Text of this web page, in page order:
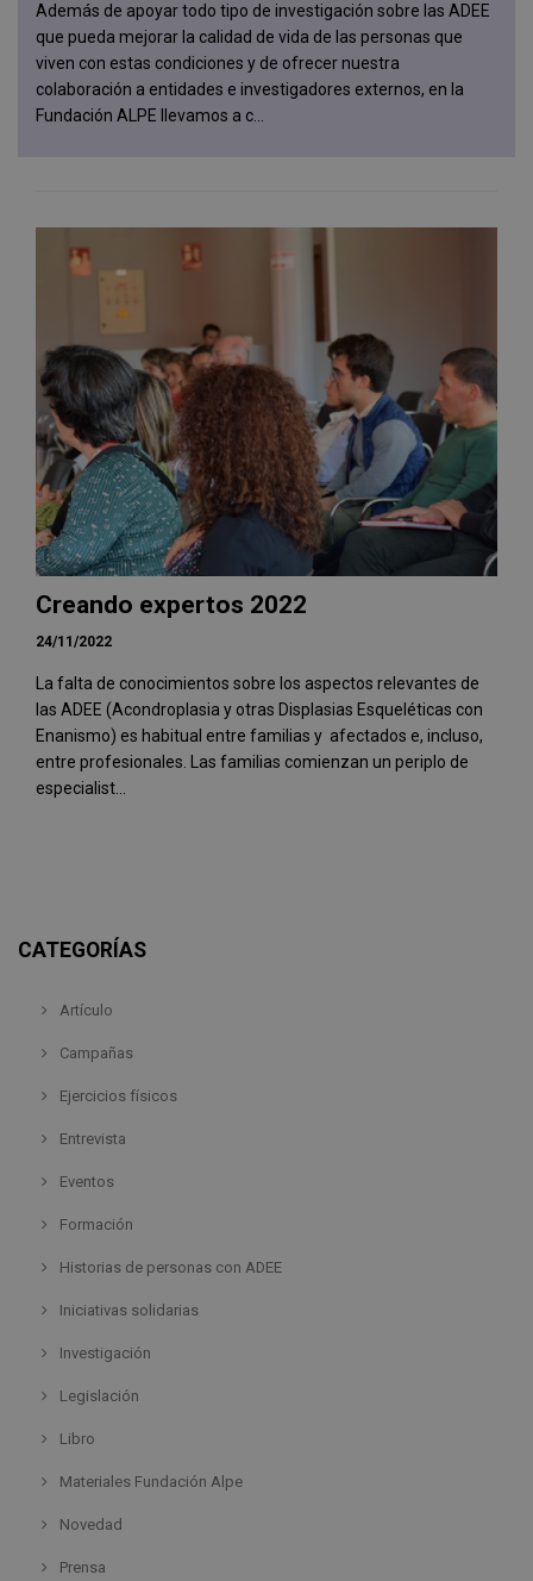
Además de apoyar todo tipo de investigación sobre las ADEE
que pueda mejorar la calidad de vida de las personas que
viven con estas condiciones y de ofrecer nuestra
colaboración a entidades e investigadores externos, en la
Fundación ALPE llevamos a c...
Creando expertos 2022
24/11/2022
La falta de conocimientos sobre los aspectos relevantes de
las ADEE (Acondroplasia y otras Displasias Esqueléticas con
Enanismo) es habitual entre familias y afectados e, incluso,
entre profesionales. Las familias comienzan un periplo de
especialist...
CATEGORÍAS
Artículo
Campañas
Ejercicios físicos
Entrevista
Eventos
Formación
Historias de personas con ADEE
Iniciativas solidarias
Investigación
Legislación
Libro
Materiales Fundación Alpe
Novedad
Prensa